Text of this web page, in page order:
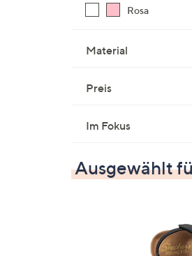
Rosa
Material
Preis
Im Fokus
Ausgewählt